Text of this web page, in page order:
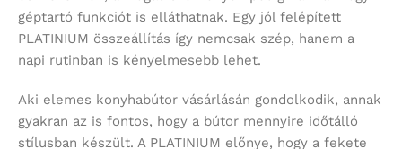
géptartó funkciót is elláthatnak. Egy jól felépített
PLATINIUM összeállítás így nemcsak szép, hanem a
napi rutinban is kényelmesebb lehet.
Aki elemes konyhabútor vásárlásán gondolkodik, annak
gyakran az is fontos, hogy a bútor mennyire időtálló
stílusban készült. A PLATINIUM előnye, hogy a fekete